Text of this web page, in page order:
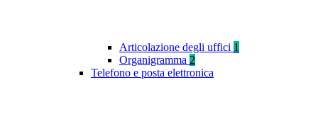
Articolazione degli uffici 1
Organigramma 2
Telefono e posta elettronica